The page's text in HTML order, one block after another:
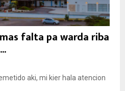
falta pa warda riba
aki, mi kier hala atencion